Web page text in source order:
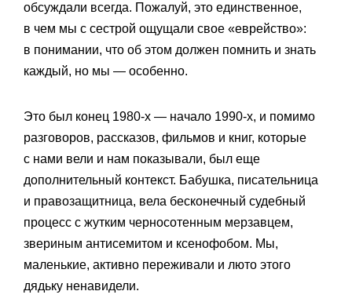
обсуждали всегда. Пожалуй, это единственное,
в чем мы с сестрой ощущали свое «еврейство»:
в понимании, что об этом должен помнить и знать
каждый, но мы — особенно.
Это был конец 1980-х — начало 1990-х, и помимо
разговоров, рассказов, фильмов и книг, которые
с нами вели и нам показывали, был еще
дополнительный контекст. Бабушка, писательница
и правозащитница, вела бесконечный судебный
процесс с жутким черносотенным мерзавцем,
звериным антисемитом и ксенофобом. Мы,
маленькие, активно переживали и люто этого
дядьку ненавидели.